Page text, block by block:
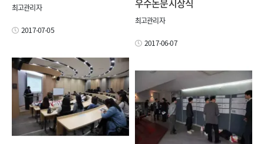
최고관리자
2017-07-05
우수논문시상식
최고관리자
2017-06-07